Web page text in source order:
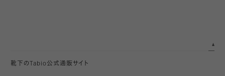
靴下のTabio公式通販サイト